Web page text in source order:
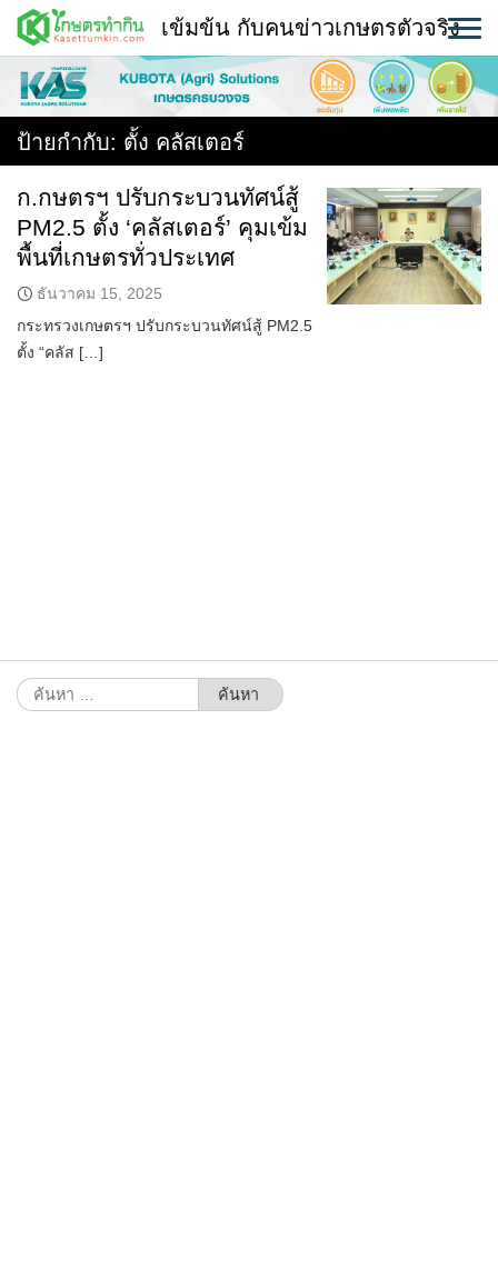
Skip
content
พืช
หน้าแรก
แวดวงเกษตร
ใคร ทำอะไร ที่ไหน
สถานีข่าววันนี้
เข้มข้น กับคนข่าวเกษตรตัวจริง
ป้ายกำกับ: ตั้ง คลัสเตอร์
ก.กษตรฯ ปรับกระบวนทัศน์สู้
PM2.5 ตั้ง ‘คลัสเตอร์’ คุมเข้ม
พื้นที่เกษตรทั่วประเทศ
ธันวาคม 15, 2025
กระทรวงเกษตรฯ ปรับกระบวนทัศน์สู้ PM2.5
ตั้ง “คลัส […]
ค้นหา
สำหรับ: